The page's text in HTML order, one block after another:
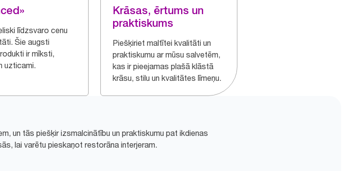
līdzsvaro cenu
Šie augsti
ir mīksti,
uzticami.
Krāsas, ērtums un
praktiskums
Piešķiriet maltītei kvalitāti un
praktiskumu ar mūsu salvetēm,
kas ir pieejamas plašā klāstā
krāsu, stilu un kvalitātes līmeņu.
un tās piešķir izsmalcinātību un praktiskumu pat ikdienas
lai varētu pieskaņot restorāna interjeram.